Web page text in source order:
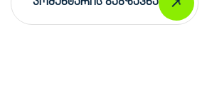
Კომენტარის Გაგზავნა